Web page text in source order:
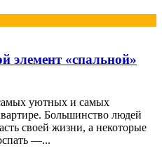
элемент «спальной»
уютных и самых
Большинство людей
своей жизни, а некоторые
—...